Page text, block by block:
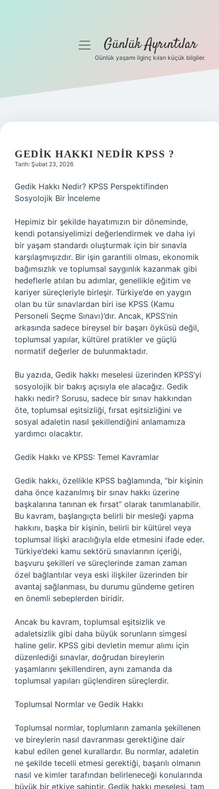
Gizlilik Politikası
Yasal Uyarı
menüyüGünlük Ayrıntılar
Günlük yaşamı ilginç kılan küçük bilgiler.
GEDIK HAKKI NEDIR KPSS ?
Tarih: Şubat 23, 2026
Gedik Hakkı Nedir? KPSS Perspektifinden
Sosyolojik Bir İnceleme
Hepimiz bir şekilde hayatımızın bir döneminde,
kendi potansiyelimizi değerlendirmek ve daha iyi
bir yaşam standardı oluşturmak için bir sınavla
karşılaşmışızdır. Bir işin garantili olması, ekonomik
bağımsızlık ve toplumsal saygınlık kazanmak gibi
hedeflerle atılan bu adımlar, genellikle eğitim ve
kariyer süreçleriyle birleşir. Türkiye’de en yaygın
olan bu tür sınavlardan biri ise KPSS (Kamu
Personeli Seçme Sınavı)’dır. Ancak, KPSS’nin
arkasında sadece bireysel bir başarı öyküsü değil,
toplumsal yapılar, kültürel pratikler ve güçlü
normatif değerler de bulunmaktadır.
Bu yazıda, Gedik hakkı meselesi üzerinden KPSS’yi
sosyolojik bir bakış açısıyla ele alacağız. Gedik
hakkı nedir? Sorusu, sadece bir sınav hakkından
öte, toplumsal eşitsizliği, fırsat eşitsizliğini ve
sosyal adaletin nasıl şekillendiğini anlamamıza
yardımcı olacaktır.
Gedik Hakkı ve KPSS: Temel Kavramlar
Gedik hakkı, özellikle KPSS bağlamında, “bir kişinin
daha önce kazanılmış bir sınav hakkı üzerine
başkalarına tanınan ek fırsat” olarak tanımlanabilir.
Bu kavram, başlangıçta belirli bir mesleği yapma
hakkını, başka bir kişinin, belirli bir kültürel veya
toplumsal ilişki aracılığıyla elde etmesini ifade eder.
Türkiye’deki kamu sektörü sınavlarının içeriği,
başvuru şekilleri ve süreçlerinde zaman zaman
özel bağlantılar veya eski ilişkiler üzerinden bir
avantaj sağlanması, bu durumu gündeme getiren
en önemli sebeplerden biridir.
Ancak bu kavram, toplumsal eşitsizlik ve
adaletsizlik gibi daha büyük sorunların simgesi
haline gelir. KPSS gibi devletin memur alımı için
düzenlediği sınavlar, doğrudan bireylerin
yaşamlarını şekillendiren, aynı zamanda da
toplumsal yapıları güçlendiren süreçlerdir.
Toplumsal Normlar ve Gedik Hakkı
Toplumsal normlar, toplumların zamanla şekillenen
ve bireylerin nasıl davranması gerektiğine dair
kabul edilen genel kurallardır. Bu normlar, adaletin
ne şekilde tecelli etmesi gerektiği, başarılı olmanın
nasıl ve kimler tarafından belirleneceği konularında
büyük bir etkiye sahiptir. Gedik hakkı meselesi, tam